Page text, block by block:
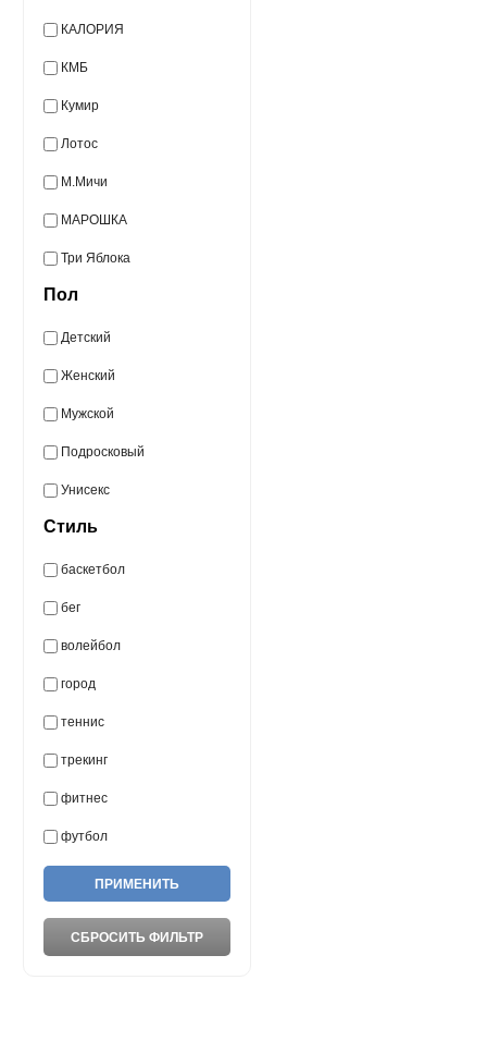
КАЛОРИЯ
КМБ
Кумир
Лотос
М.Мичи
МАРОШКА
Три Яблока
Пол
Детский
Женский
Мужской
Подросковый
Унисекс
Стиль
баскетбол
бег
волейбол
город
теннис
трекинг
фитнес
футбол